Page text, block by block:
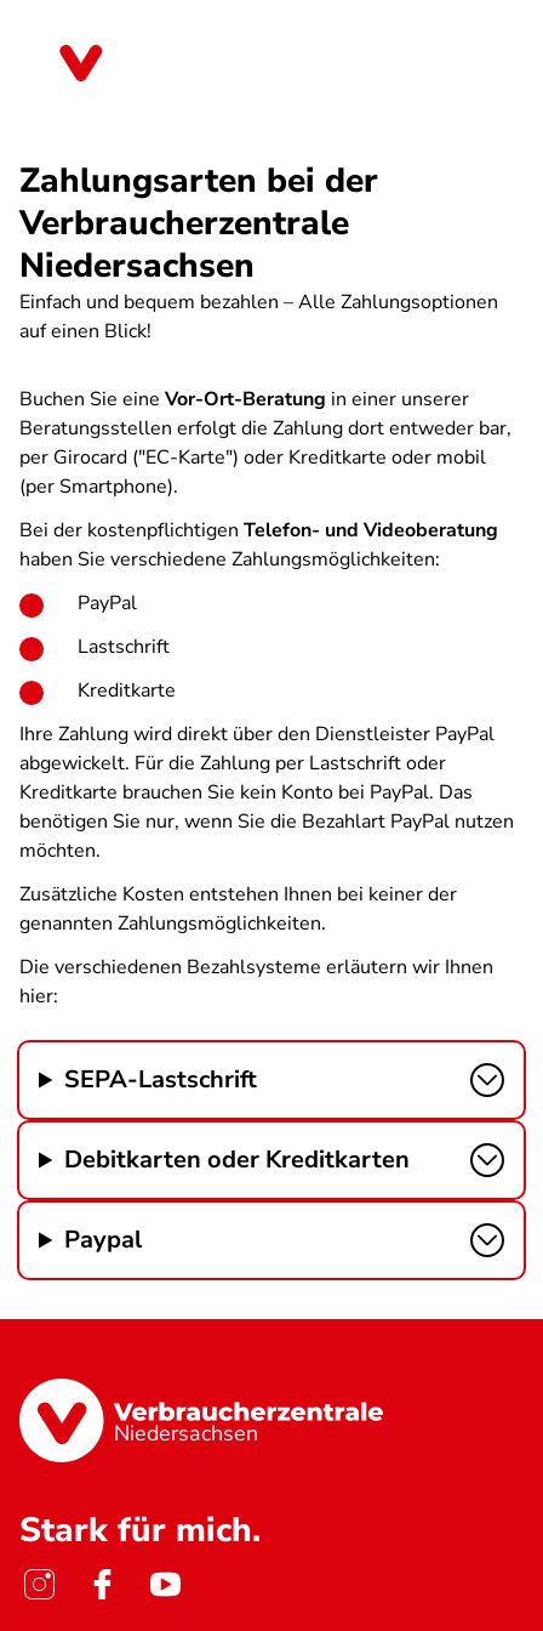
Zahlungsarten bei der
Verbraucherzentrale
Niedersachsen
Einfach und bequem bezahlen – Alle Zahlungsoptionen
auf einen Blick!
Buchen Sie eine Vor-Ort-Beratung in einer unserer
Beratungsstellen erfolgt die Zahlung dort entweder bar,
per Girocard ("EC-Karte") oder Kreditkarte oder mobil
(per Smartphone).
Bei der kostenpflichtigen Telefon- und Videoberatung
haben Sie verschiedene Zahlungsmöglichkeiten:
PayPal
Lastschrift
Kreditkarte
Ihre Zahlung wird direkt über den Dienstleister PayPal
abgewickelt. Für die Zahlung per Lastschrift oder
Kreditkarte brauchen Sie kein Konto bei PayPal. Das
benötigen Sie nur, wenn Sie die Bezahlart PayPal nutzen
möchten.
Zusätzliche Kosten entstehen Ihnen bei keiner der
genannten Zahlungsmöglichkeiten.
Die verschiedenen Bezahlsysteme erläutern wir Ihnen
hier:
SEPA-Lastschrift
Debitkarten oder Kreditkarten
Paypal
Niedersachsen
Stark für mich.